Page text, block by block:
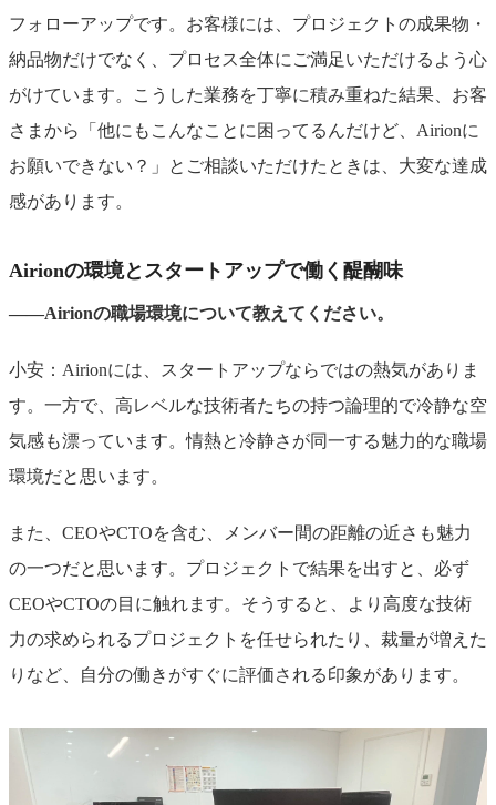
フォローアップです。お客様には、プロジェクトの成果物・
納品物だけでなく、プロセス全体にご満足いただけるよう心
がけています。こうした業務を丁寧に積み重ねた結果、お客
さまから「他にもこんなことに困ってるんだけど、Airionに
お願いできない？」とご相談いただけたときは、大変な達成
感があります。
Airionの環境とスタートアップで働く醍醐味
――Airionの職場環境について教えてください。
小安：Airionには、スタートアップならではの熱気がありま
す。一方で、高レベルな技術者たちの持つ論理的で冷静な空
気感も漂っています。情熱と冷静さが同一する魅力的な職場
環境だと思います。
また、CEOやCTOを含む、メンバー間の距離の近さも魅力
の一つだと思います。プロジェクトで結果を出すと、必ず
CEOやCTOの目に触れます。そうすると、より高度な技術
力の求められるプロジェクトを任せられたり、裁量が増えた
りなど、自分の働きがすぐに評価される印象があります。